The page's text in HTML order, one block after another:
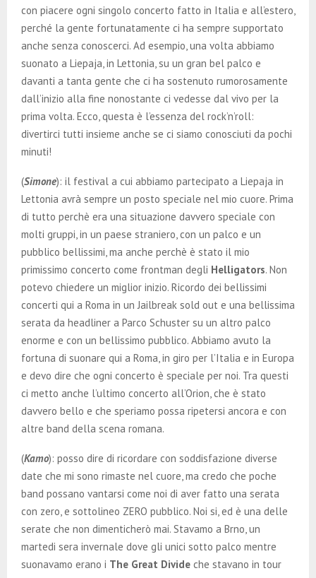
con piacere ogni singolo concerto fatto in Italia e all’estero,
perché la gente fortunatamente ci ha sempre supportato
anche senza conoscerci. Ad esempio, una volta abbiamo
suonato a Liepaja, in Lettonia, su un gran bel palco e
davanti a tanta gente che ci ha sostenuto rumorosamente
dall’inizio alla fine nonostante ci vedesse dal vivo per la
prima volta. Ecco, questa è l’essenza del rock’n’roll:
divertirci tutti insieme anche se ci siamo conosciuti da pochi
minuti!
(Simone): il festival a cui abbiamo partecipato a Liepaja in
Lettonia avrà sempre un posto speciale nel mio cuore. Prima
di tutto perchè era una situazione davvero speciale con
molti gruppi, in un paese straniero, con un palco e un
pubblico bellissimi, ma anche perchè è stato il mio
primissimo concerto come frontman degli Helligators. Non
potevo chiedere un miglior inizio. Ricordo dei bellissimi
concerti qui a Roma in un Jailbreak sold out e una bellissima
serata da headliner a Parco Schuster su un altro palco
enorme e con un bellissimo pubblico. Abbiamo avuto la
fortuna di suonare qui a Roma, in giro per l’Italia e in Europa
e devo dire che ogni concerto è speciale per noi. Tra questi
ci metto anche l’ultimo concerto all’Orion, che è stato
davvero bello e che speriamo possa ripetersi ancora e con
altre band della scena romana.
(Kamo): posso dire di ricordare con soddisfazione diverse
date che mi sono rimaste nel cuore, ma credo che poche
band possano vantarsi come noi di aver fatto una serata
con zero, e sottolineo ZERO pubblico. Noi si, ed è una delle
serate che non dimenticherò mai. Stavamo a Brno, un
martedi sera invernale dove gli unici sotto palco mentre
suonavamo erano i The Great Divide che stavano in tour